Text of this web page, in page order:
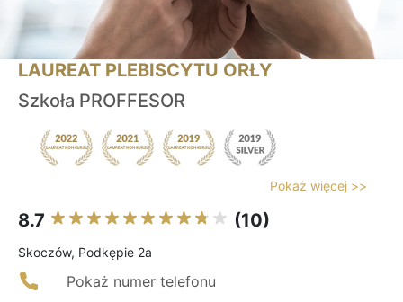
LAUREAT PLEBISCYTU ORŁY
Szkoła PROFFESOR
Pokaż więcej >>
8.7 (10)
Skoczów, Podkępie 2a
Pokaż numer telefonu